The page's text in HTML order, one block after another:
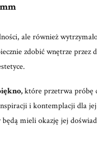
ale również
zdobić wnętrze przez
które przetrwa próbę
i kontemplacji dla jej
mieli okazję jej